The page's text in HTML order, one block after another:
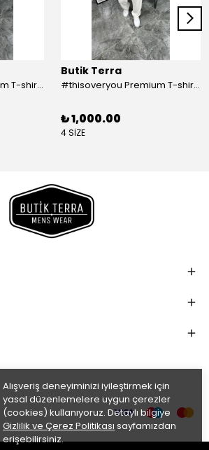
Alışveriş deneyiminizi iyileştirmek için
yasal düzenlemelere uygun çerezler
(cookies) kullanıyoruz. Detaylı bilgiye
Gizlilik ve Çerez Politikası sayfamızdan
erişebilirsiniz.
#thisoveryou Premium T-shirt Beyaz
Butik Terra
#thisoveryou Premium T-shirt Kahve
₺ 1,000.00
4 SİZE